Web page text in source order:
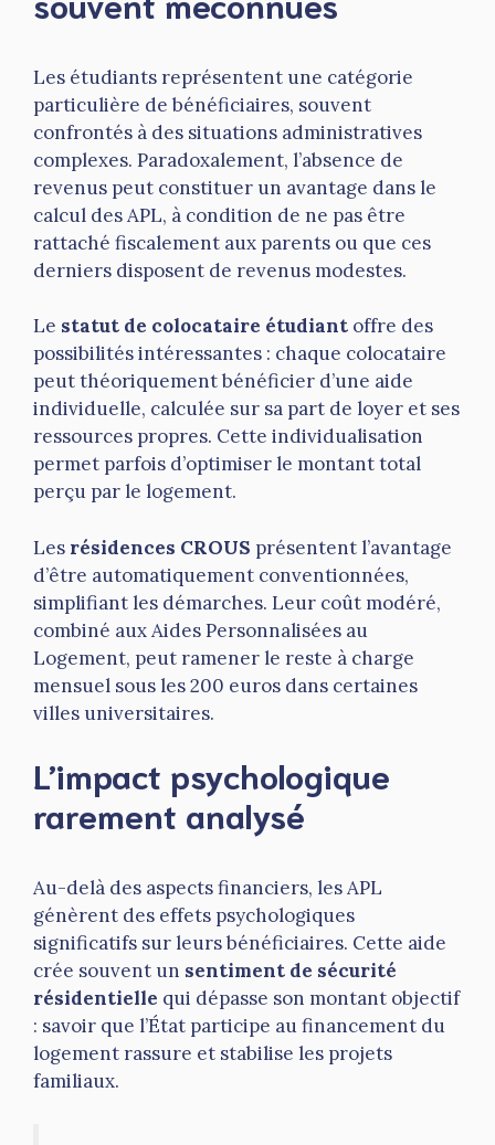
Les étudiants représentent une catégorie
particulière de bénéficiaires, souvent
confrontés à des situations administratives
complexes. Paradoxalement, l’absence de
revenus peut constituer un avantage dans le
calcul des APL, à condition de ne pas être
rattaché fiscalement aux parents ou que ces
derniers disposent de revenus modestes.
Le statut de colocataire étudiant offre des
possibilités intéressantes : chaque colocataire
peut théoriquement bénéficier d’une aide
individuelle, calculée sur sa part de loyer et ses
ressources propres. Cette individualisation
permet parfois d’optimiser le montant total
perçu par le logement.
Les résidences CROUS présentent l’avantage
d’être automatiquement conventionnées,
simplifiant les démarches. Leur coût modéré,
combiné aux Aides Personnalisées au
Logement, peut ramener le reste à charge
mensuel sous les 200 euros dans certaines
villes universitaires.
L’impact psychologique
rarement analysé
Au-delà des aspects financiers, les APL
génèrent des effets psychologiques
significatifs sur leurs bénéficiaires. Cette aide
crée souvent un sentiment de sécurité
résidentielle qui dépasse son montant objectif
: savoir que l’État participe au financement du
logement rassure et stabilise les projets
familiaux.